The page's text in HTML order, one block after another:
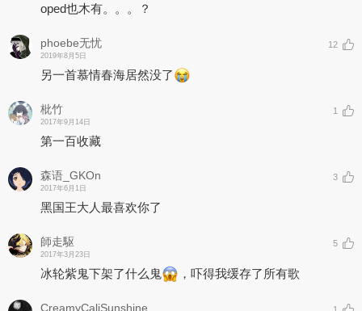
oped也木有。。。？
phoebe无忧
2019年8月5日
12
另一首慕情春海居然没了
枇竹
2017年9月14日
1
第一百收藏
森语_GKOn
2017年6月1日
3
黑国王大人最喜欢你了
師走駆
2017年3月23日
5
冰轮紫鬼下架了什么鬼 ，吓得我缓存了所有歌
CreamyCaliSunshine